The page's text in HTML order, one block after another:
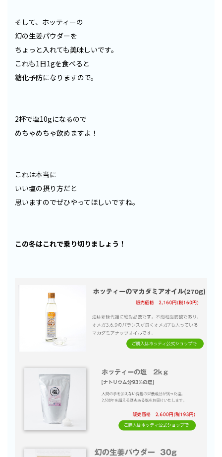
そして、ホッティーの
幻の生姜パウダーを
ちょっと入れても美味しいです。
これも1日1gを食べると
糖化予防になりますので。
2杯で塩10gになるので
めちゃめちゃ飲めますよ！
これは本当に
いい塩の摂り方だと
思いますのでぜひやってほしいですね。
この冬はこれで乗り切りましょう！